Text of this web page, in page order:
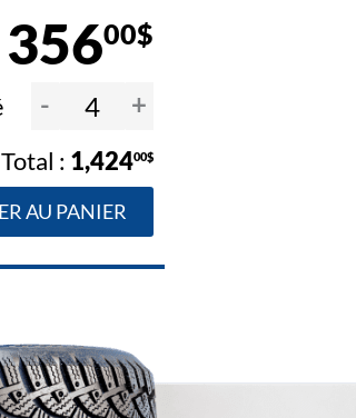
35600$
- +
1,42400$
AU PANIER